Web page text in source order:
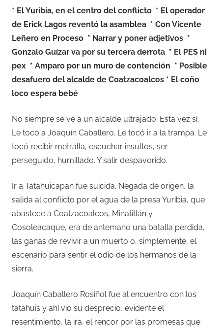
* El Yuribia, en el centro del conflicto * El operador
de Erick Lagos reventó la asamblea * Con Vicente
Leñero en Proceso * Narrar y poner adjetivos *
Gonzalo Guízar va por su tercera derrota * El PES ni
pex * Amparo por un muro de contención * Posible
desafuero del alcalde de Coatzacoalcos * El coño
loco espera bebé
No siempre se ve a un alcalde ultrajado. Esta vez sí.
Le tocó a Joaquín Caballero. Le tocó ir a la trampa. Le
tocó recibir metralla, escuchar insultos, ser
perseguido, humillado. Y salir despavorido.
Ir a Tatahuicapan fue suicida. Negada de origen, la
salida al conflicto por el agua de la presa Yuribia, que
abastece a Coatzacoalcos, Minatitlán y
Cosoleacaque, era de antemano una batalla perdida,
las ganas de revivir a un muerto o, simplemente, el
escenario para sentir el odio de los hermanos de la
sierra.
Joaquín Caballero Rosiñol fue al encuentro con los
tatahuis y ahí vio su desprecio, evidente el
resentimiento, la ira, el rencor por las promesas que